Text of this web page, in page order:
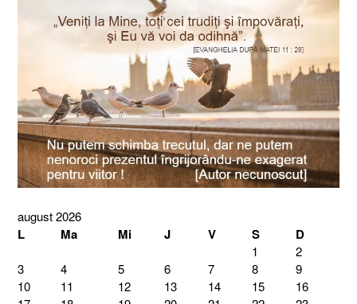
august 2026
L Ma Mi J V S D
1
2
3
4 5 6 7 8
9
10
11 12 13 14 15
16